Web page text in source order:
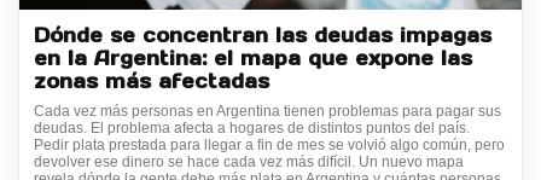
Dónde se concentran las deudas impagas
en la Argentina: el mapa que expone las
zonas más afectadas
Cada vez más personas en Argentina tienen problemas para pagar sus
deudas. El problema afecta a hogares de distintos puntos del país.
Pedir plata prestada para llegar a fin de mes se volvió algo común, pero
devolver ese dinero se hace cada vez más difícil. Un nuevo mapa